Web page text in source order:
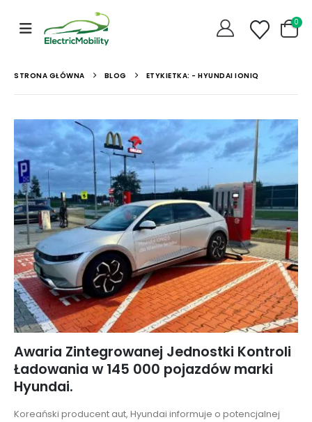
0
STRONA GŁÓWNA BLOG ETYKIETKA: - HYUNDAI IONIQ
Awaria Zintegrowanej Jednostki Kontroli
Ładowania w 145 000 pojazdów marki
Hyundai.
Koreański producent aut, Hyundai informuje o potencjalnej